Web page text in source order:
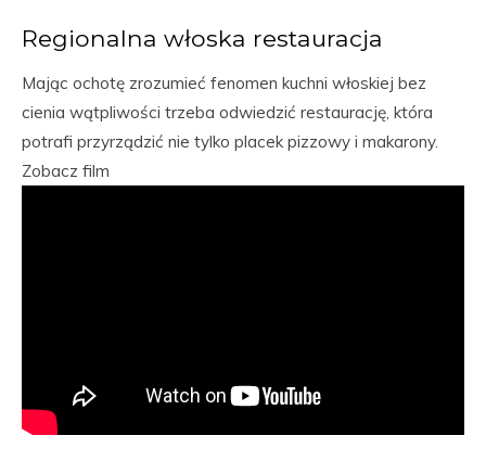
Regionalna włoska restauracja
Mając ochotę zrozumieć fenomen kuchni włoskiej bez
cienia wątpliwości trzeba odwiedzić restaurację, która
potrafi przyrządzić nie tylko placek pizzowy i makarony.
Zobacz film